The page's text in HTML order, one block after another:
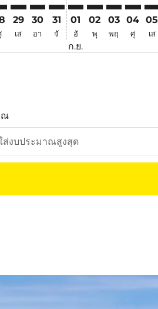
29
เส
30
อา
31
จั
01
อั
ก.ย.
02
พุ
03
พฤ
04
ศุ
05
เส
ณ